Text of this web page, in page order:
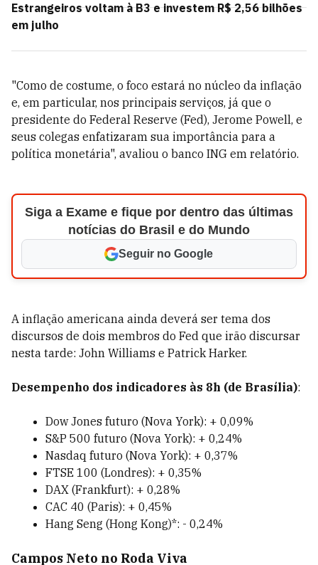
Estrangeiros voltam à B3 e investem R$ 2,56 bilhões
em julho
"Como de costume, o foco estará no núcleo da inflação
e, em particular, nos principais serviços, já que o
presidente do Federal Reserve (Fed), Jerome Powell, e
seus colegas enfatizaram sua importância para a
política monetária", avaliou o banco ING em relatório.
Siga a Exame e fique por dentro das últimas
notícias do Brasil e do Mundo
Seguir no Google
A inflação americana ainda deverá ser tema dos
discursos de dois membros do Fed que irão discursar
nesta tarde: John Williams e Patrick Harker.
Desempenho dos indicadores às 8h (de Brasília):
Dow Jones futuro (Nova York): + 0,09%
S&P 500 futuro (Nova York): + 0,24%
Nasdaq futuro (Nova York): + 0,37%
FTSE 100 (Londres): + 0,35%
DAX (Frankfurt): + 0,28%
CAC 40 (Paris): + 0,45%
Hang Seng (Hong Kong)*: - 0,24%
Campos Neto no Roda Viva